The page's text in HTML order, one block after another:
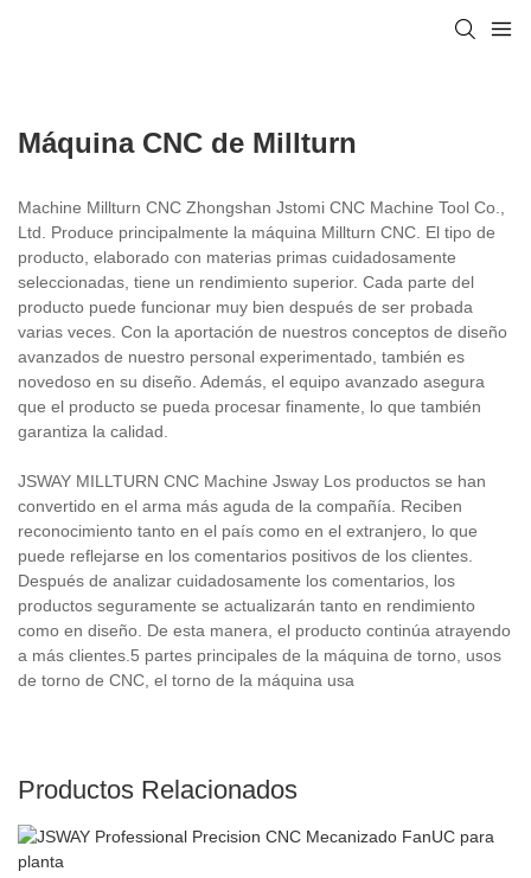
Máquina CNC de Millturn
Machine Millturn CNC Zhongshan Jstomi CNC Machine Tool Co.,
Ltd. Produce principalmente la máquina Millturn CNC. El tipo de
producto, elaborado con materias primas cuidadosamente
seleccionadas, tiene un rendimiento superior. Cada parte del
producto puede funcionar muy bien después de ser probada
varias veces. Con la aportación de nuestros conceptos de diseño
avanzados de nuestro personal experimentado, también es
novedoso en su diseño. Además, el equipo avanzado asegura
que el producto se pueda procesar finamente, lo que también
garantiza la calidad.
JSWAY MILLTURN CNC Machine Jsway Los productos se han
convertido en el arma más aguda de la compañía. Reciben
reconocimiento tanto en el país como en el extranjero, lo que
puede reflejarse en los comentarios positivos de los clientes.
Después de analizar cuidadosamente los comentarios, los
productos seguramente se actualizarán tanto en rendimiento
como en diseño. De esta manera, el producto continúa atrayendo
a más clientes.5 partes principales de la máquina de torno, usos
de torno de CNC, el torno de la máquina usa
Productos Relacionados